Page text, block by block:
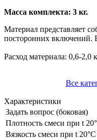
Масса комплекта: 3 кг.
Материал представляет
посторонних включений.
Расход материала: 0,6-2,0
Все
Характеристики
Задать вопрос (боковая)
Плотность смеси при t
Вязкость смеси при t 20°С